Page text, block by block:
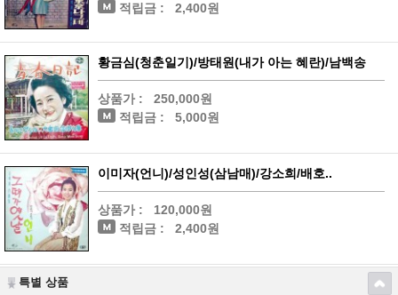
적립금 :
2,400원
황금심(청춘일기)/방태원(내가 아는 혜란)/남백송
상품가 :
250,000원
적립금 :
5,000원
이미자(언니)/성인성(삼남매)/강소희/배호..
상품가 :
120,000원
적립금 :
2,400원
특별 상품